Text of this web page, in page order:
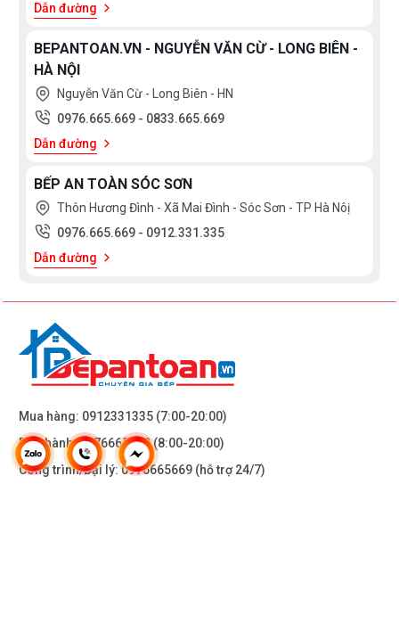
Dẫn đường
BEPANTOAN.VN - NGUYỄN VĂN CỪ - LONG BIÊN -
HÀ NỘI
Nguyễn Văn Cừ - Long Biên - HN
0976.665.669 - 0833.665.669
Dẫn đường
BẾP AN TOÀN SÓC SƠN
Thôn Hương Đình - Xã Mai Đình - Sóc Sơn - TP Hà Nôị
0976.665.669 - 0912.331.335
Dẫn đường
Mua hàng: 0912331335 (7:00-20:00)
Bảo hành:0976665669(8:00-20:00)
Công trình/Đại lý:0976665669 (hỗ trợ 24/7)